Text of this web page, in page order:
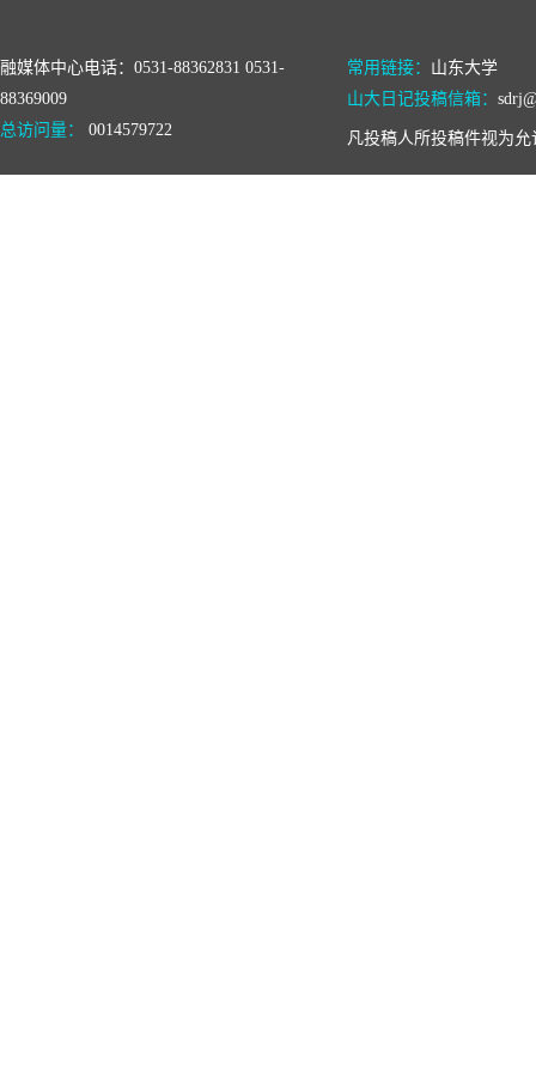
融媒体中心电话：0531-88362831 0531-
88369009
常用链接： 山东大学
山大日记投稿信箱：
总访问量：
0014579722 凡投稿人所投稿件视为